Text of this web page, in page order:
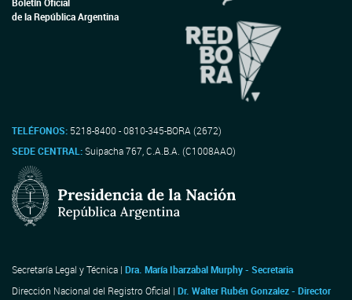
de la República Argentina
TELÉFONOS: 5218-8400 - 0810-345-BORA (2672)
SEDE CENTRAL:Suipacha 767, C.A.B.A. (C1008AAO)
Secretaría Legal y Técnica | Dra. María Ibarzabal Murphy - Secretaria
Dirección Nacional del Registro Oficial | Dr. Walter Rubén Gonzalez - Director